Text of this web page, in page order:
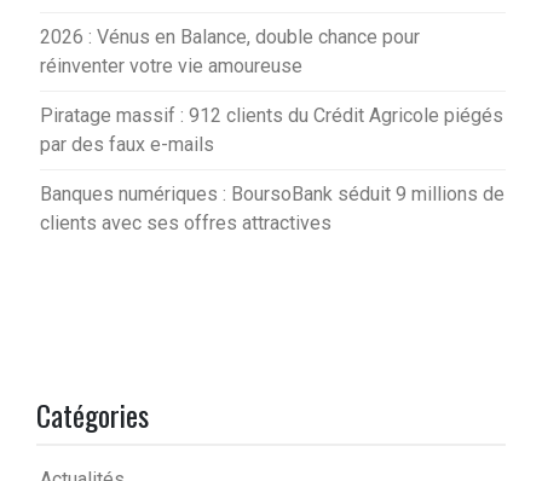
2026 : Vénus en Balance, double chance pour
réinventer votre vie amoureuse
Piratage massif : 912 clients du Crédit Agricole piégés
par des faux e-mails
Banques numériques : BoursoBank séduit 9 millions de
clients avec ses offres attractives
Catégories